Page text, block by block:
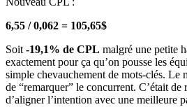
6,55 / 0,062 = 105,65$
Soit -19,1% de CPL malgré une petite
exactement pour ça qu’on pousse les
simple chevauchement de mots-clés. Le
de “remarquer” le concurrent. C’était de
d’aligner l’intention avec une meilleure